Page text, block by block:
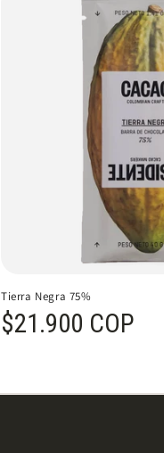
Tierra Negra 75%
Prezzo di listino
$21.900 COP